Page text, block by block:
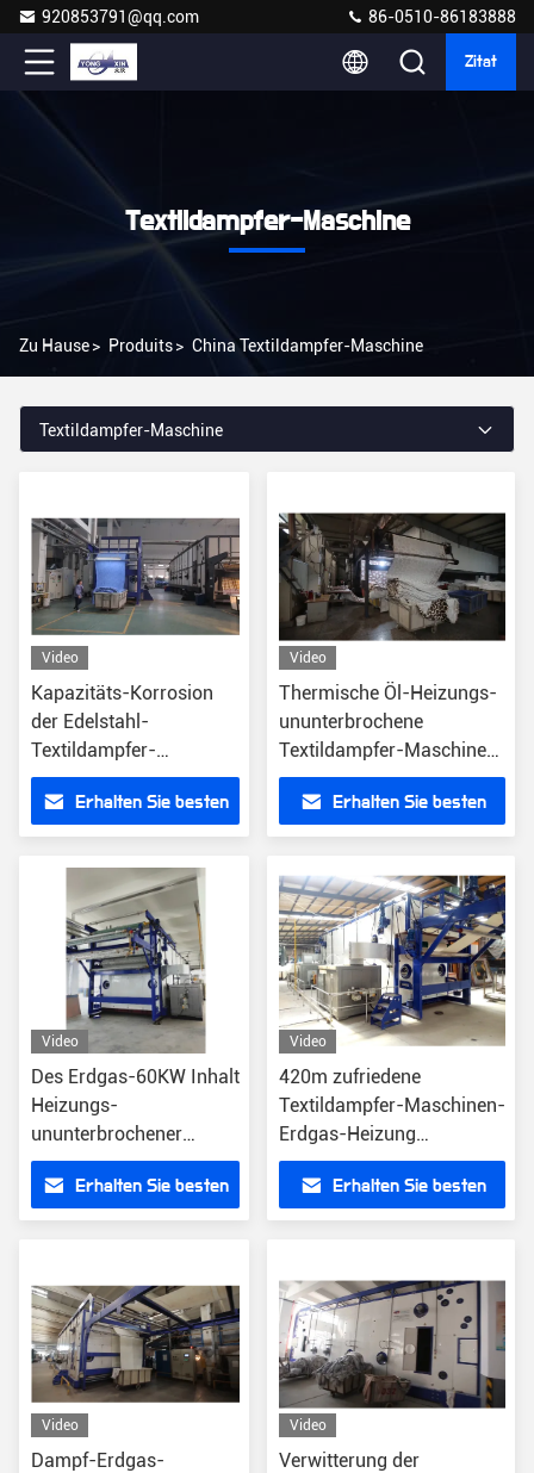
920853791@qq.com 86-0510-86183888
Zitat
Textildampfer-Maschine
Zu Hause> Produits> China Textildampfer-Maschine
Textildampfer-Maschine
Video
Kapazitäts-Korrosion
der Edelstahl-
Textildampfer-
Maschinen-420m
verhindern
Erhalten Sie besten
Video
Thermische Öl-Heizungs-
ununterbrochene
Textildampfer-Maschine
für hohe Temperatur
Erhalten Sie besten
Video
Des Erdgas-60KW Inhalt
Heizungs-
ununterbrochener
Textildampfer-der
Maschinen-600m
Erhalten Sie besten
Video
420m zufriedene
Textildampfer-Maschinen-
Erdgas-Heizung
ununterbrochen
Erhalten Sie besten
Video
Dampf-Erdgas-
Video
Verwitterung der